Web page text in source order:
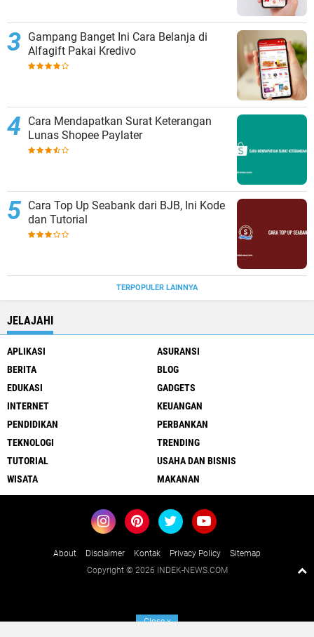
Gampang Banget Ini Cara Belanja di
Alfagift Pakai Kredivo
Cara Mendapatkan Surat Keterangan
Lunas Shopee Paylater
Cara Top Up Seabank dari BJB, Ini Kode
dan Tutorial
TERPOPULER LAINNYA
JELAJAHI
APLIKASI
ASURANSI
BERITA
BLOG
EDUKASI
GADGETS
INTERNET
KEUANGAN
PENDIDIKAN
PERBANKAN
TEKNOLOGI
TRENDING
TUTORIAL
USAHA DAN BISNIS
WISATA
MAKANAN
About Disclaimer Kontak Privacy Policy
Sitemap
Copyright © 2026 INDEK-NEWS.COM
Closex